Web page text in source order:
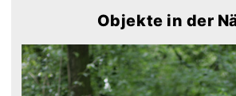
Objekte in der